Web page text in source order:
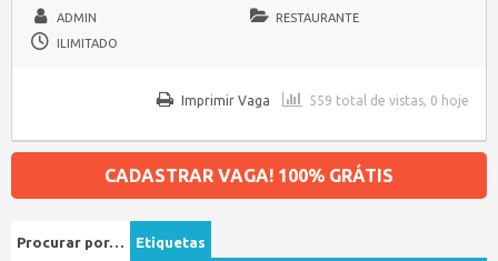
ADMIN
RESTAURANTE
ILIMITADO
559 total de vistas, 0 hoje
Imprimir Vaga
CADASTRAR VAGA! 100% GRÁTIS
Procurar por… Etiquetas